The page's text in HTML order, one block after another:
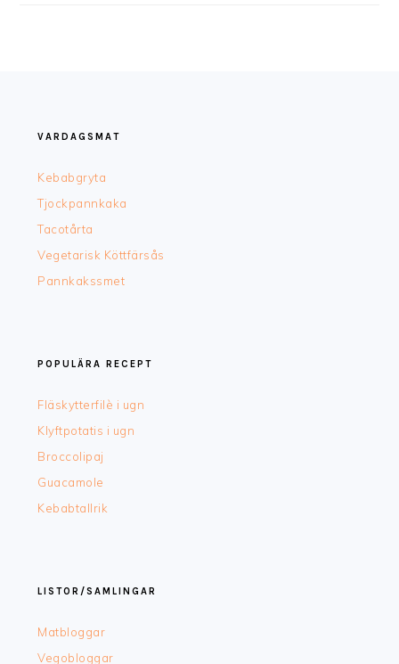
VARDAGSMAT
Kebabgryta
Tjockpannkaka
Tacotårta
Vegetarisk Köttfärsås
Pannkakssmet
POPULÄRA RECEPT
Fläskytterfilè i ugn
Klyftpotatis i ugn
Broccolipaj
Guacamole
Kebabtallrik
LISTOR/SAMLINGAR
Matbloggar
Vegobloggar